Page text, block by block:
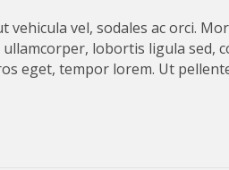
vel, sodales ac orci.
lobortis ligula sed,
eget, tempor lorem. Ut